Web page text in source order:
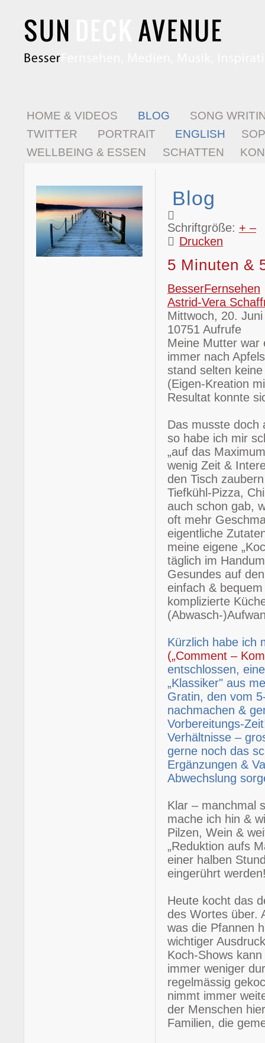
HOME & VIDEOS BLOG
SONG
TWITTER
PORTRAIT ENGLISH
WELLBEING & ESSEN
SCHATTEN
Blog
Schriftgröße: + –
Drucken
5 Minuten &
BesserFernsehen
Astrid-Vera
Mittwoch, 20.
10751 Aufrufe
Meine Mutter war
immer nach
stand selten
(Eigen-Kreation
Resultat konnte
Das musste doch
so habe ich mir
„auf das
wenig Zeit &
den Tisch
Tiefkühl-Pizza,
auch schon gab,
oft mehr
eigentliche
meine eigene
täglich im
Gesundes auf
einfach &
komplizierte
(Abwasch-
Kürzlich habe ich
(„Comment –
entschlossen,
„Klassiker" aus
Gratin, den vom
nachmachen &
Vorbereitungs-
Verhältnisse –
gerne noch das
Ergänzungen &
Abwechslung
Klar – manchmal
mache ich hin &
Pilzen, Wein &
„Reduktion aufs
einer halben
eingerührt
Heute kocht das
des Wortes über.
was die Pfannen
wichtiger
Koch-Shows
immer weniger
regelmässig
nimmt immer
der Menschen
Familien, die